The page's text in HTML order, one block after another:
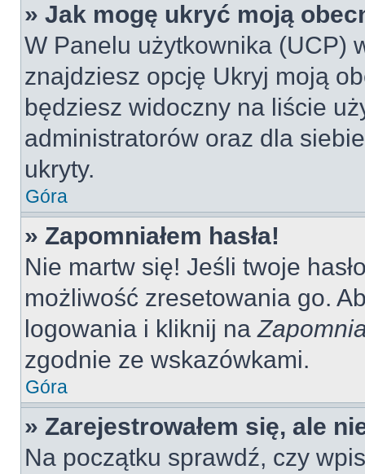
» Jak mogę ukryć moją
W Panelu użytkownika (UCP)
znajdziesz opcję Ukryj moją
będziesz widoczny na liście
administratorów oraz dla
ukryty.
Góra
» Zapomniałem hasła!
Nie martw się! Jeśli twoje
możliwość zresetowania go.
logowania i kliknij na
zgodnie ze wskazówkami.
Góra
» Zarejestrowałem się, ale
Na początku sprawdź, czy